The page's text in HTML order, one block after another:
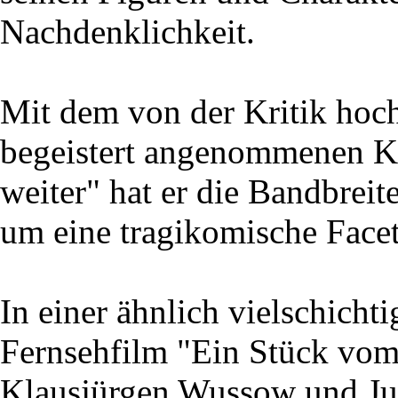
Nachdenklichkeit.
Mit dem von der Kritik
begeistert
weiter" hat er die
um eine tragikomische
In einer ähnlich
Fernsehfilm "Ein Stück